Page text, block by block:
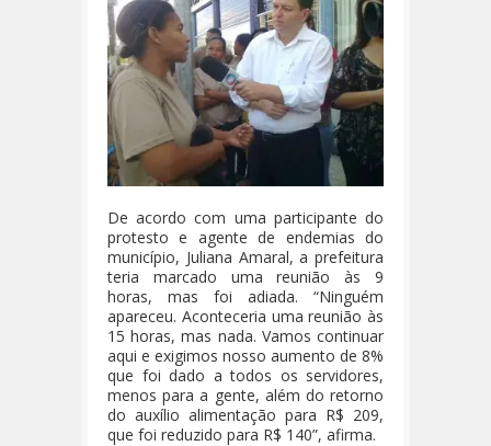
De acordo com uma participante do
protesto e agente de endemias do
município, Juliana Amaral, a prefeitura
teria marcado uma reunião às 9
horas, mas foi adiada. “Ninguém
apareceu. Aconteceria uma reunião às
15 horas, mas nada. Vamos continuar
aqui e exigimos nosso aumento de 8%
que foi dado a todos os servidores,
menos para a gente, além do retorno
do auxílio alimentação para R$ 209,
que foi reduzido para R$ 140”, afirma.